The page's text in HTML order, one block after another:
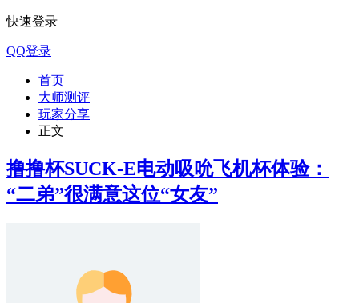
快速登录
QQ登录
首页
大师测评
玩家分享
正文
撸撸杯SUCK-E电动吸吮飞机杯体验：
“二弟”很满意这位“女友”